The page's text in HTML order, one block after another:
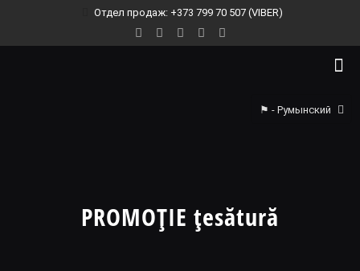
Отдел продаж: +373 799 70 507 (VIBER)
⚑ - Румынский
PROMOȚIE țesătură